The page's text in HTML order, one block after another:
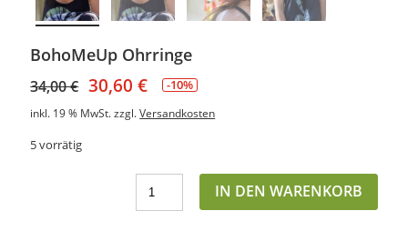
BohoMeUp Ohrringe
34,00€ 30,60€ -10%
inkl. 19 % MwSt. zzgl.Versandkosten
5 vorrätig
IN DEN WARENKORB